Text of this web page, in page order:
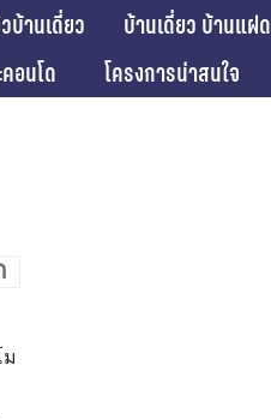
บ้านเดี่ยว
บ้านเดี่ยว บ้านแฝด
อนโด โครงการน่าสนใจ